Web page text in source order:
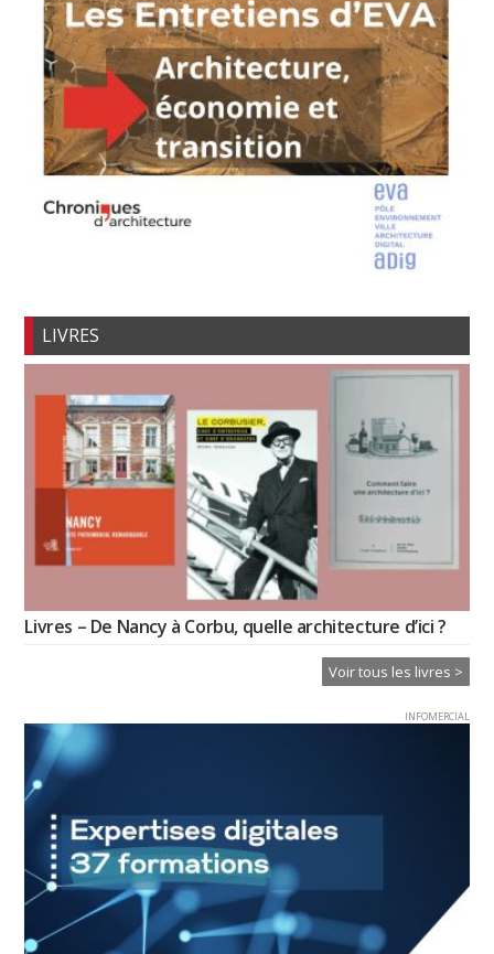
LIVRES
Livres – De Nancy à Corbu, quelle architecture d’ici ?
Voir tous les livres >
INFOMERCIAL